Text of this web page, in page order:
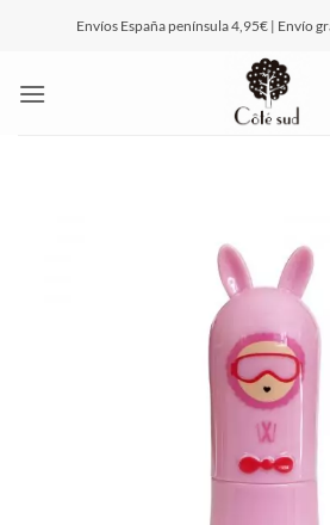
Envíos España península 4,95€ | Envío